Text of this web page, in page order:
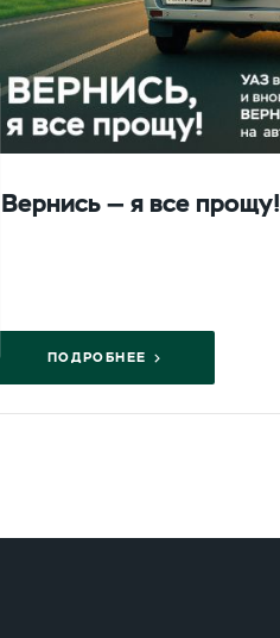
Вернись — я все прощу!
ПОДРОБНЕЕ